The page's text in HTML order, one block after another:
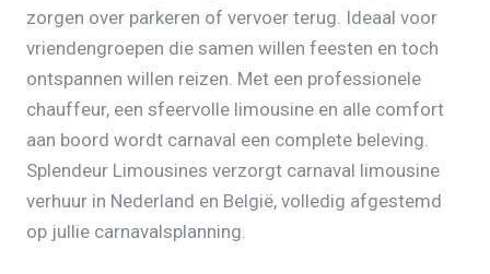
zorgen over parkeren of vervoer terug. Ideaal voor
vriendengroepen die samen willen feesten en toch
ontspannen willen reizen. Met een professionele
chauffeur, een sfeervolle limousine en alle comfort
aan boord wordt carnaval een complete beleving.
Splendeur Limousines verzorgt carnaval limousine
verhuur in Nederland en België, volledig afgestemd
op jullie carnavalsplanning.